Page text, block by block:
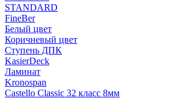
STANDARD
FineBer
Белый цвет
Коричневый цвет
Ступень ДПК
KasierDeck
Ламинат
Kronospan
Castello Classic 32 класс 8мм